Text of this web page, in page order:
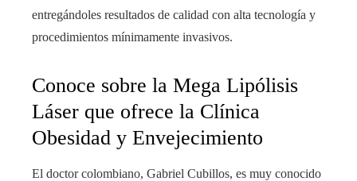
entregándoles resultados de calidad con alta tecnología y
procedimientos mínimamente invasivos.
Conoce sobre la Mega Lipólisis
Láser que ofrece la Clínica
Obesidad y Envejecimiento
El doctor colombiano, Gabriel Cubillos, es muy conocido